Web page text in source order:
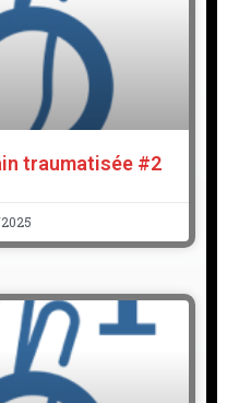
traumatisée #2